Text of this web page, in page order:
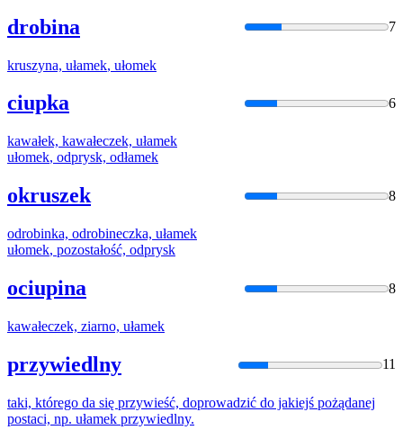
drobina 7
kruszyna, ułamek, ułomek
ciupka 6
kawałek, kawałeczek, ułamek
ułomek, odprysk, odłamek
okruszek 8
odrobinka, odrobineczka, ułamek
ułomek, pozostałość, odprysk
ociupina 8
kawałeczek, ziarno, ułamek
przywiedlny 11
taki, którego da się przywieść, doprowadzić do jakiejś pożądanej
postaci, np. ułamek przywiedlny.